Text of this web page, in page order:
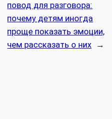
повод для разговора:
почему детям иногда
проще показать эмоции,
чем рассказать о них →